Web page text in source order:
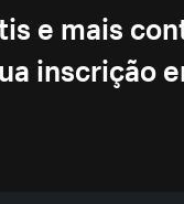
e mais
inscrição